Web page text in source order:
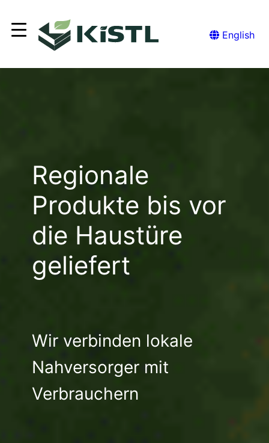
Inhalt
springen
English
Regionale
Produkte bis vor
die Haustüre
geliefert
Wir verbinden lokale
Nahversorger mit
Verbrauchern